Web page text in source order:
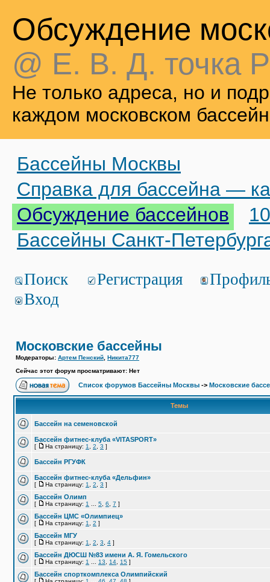
Обсуждение
@ Е. В. Д. точка
Не только адреса, но и
каждом московском
Бассейны Москвы
Справка для бассейна —
Обсуждение бассейнов
Бассейны Санкт-
Поиск Регистрация
Вход
Московские бассейны
Модераторы: Артем Пенский Никита777
Сейчас этот форум просматривают: Нет
Список форумов Бассейны Москвы -> Московские
Темы
Бассейн на семеновской
Бассейн фитнес-клуба «VITASPORT»
[ На страницу: 1 2 3 ]
Бассейн РГУФК
Бассейн фитнес-клуба «Дельфин»
[ На страницу: 1 2 3 ]
Бассейн Олимп
[ На страницу: 1 5 6 7 ]
Бассейн ЦМС «Олимпиец»
[ На страницу: 1 2 ]
Бассейн МГУ
[ На страницу: 1 2 3 4 ]
Бассейн ДЮСШ №83 имени А. Я. Гомельского
[ На страницу: 1 13 14 15 ]
Бассейн спорткомплекса Олимпийский